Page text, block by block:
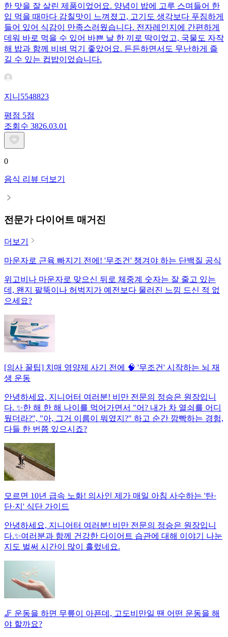
한 맛을 잘 살린 제품이었어요. 양념이 밥에 고루 스며들어 한
입 먹을 때마다 감칠맛이 느껴졌고, 고기도 생각보다 푸짐하게
들어 있어 식감이 만족스러웠습니다. 전자레인지에 간편하게
데워 바로 먹을 수 있어 바쁜 날 한 끼로 딱이었고, 국물도 자작
해 밥과 함께 비벼 먹기 좋았어요. 든든하면서도 무난하게 즐
길 수 있는 컵밥이었습니다.
지니5548823
평점 5점
조회수 3826.03.01
0
음식 리뷰 더보기
전문가 다이어트 매거진
더보기
마운자로 근육 빠지기 전에! '무조건' 챙겨야 하는 단백질 공식
위고비나 마운자로 맞으신 뒤로 체중계 숫자는 잘 줄고 있는
데, 왠지 팔뚝이나 허벅지가 예전보다 물러진 느낌 드신 적 없
으세요?
[의사 꿀팁] 치매 영양제 사기 전에 🧠 '무조건' 시작하는 뇌 재
생 운동
안녕하세요, 지니어터 여러분! 비만 전문의 정승은 원장입니
다. ✨한 해 한 해 나이를 먹어가면서 "어? 내가 차 열쇠를 어디
뒀더라?", "아, 그거 이름이 뭐였지?" 하고 순간 깜빡하는 경험,
다들 한 번쯤 있으시죠?
모르면 10년 급속 노화! 의사인 제가 매일 아침 사수하는 '탄·
단·지' 식단 가이드
안녕하세요, 지니어터 여러분! 비만 전문의 정승은 원장입니
다.✨여러분과 함께 건강한 다이어트 습관에 대해 이야기 나눈
지도 벌써 시간이 많이 흘렀네요.
🦵 운동을 하면 무릎이 아픈데, 고도비만일 땐 어떤 운동을 해
야 할까요?